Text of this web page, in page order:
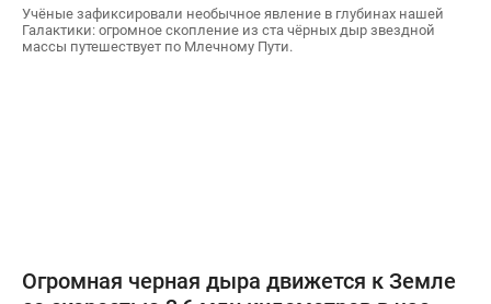
Учёные зафиксировали необычное явление в глубинах нашей
Галактики: огромное скопление из ста чёрных дыр звездной
массы путешествует по Млечному Пути.
Огромная черная дыра движется к Земле